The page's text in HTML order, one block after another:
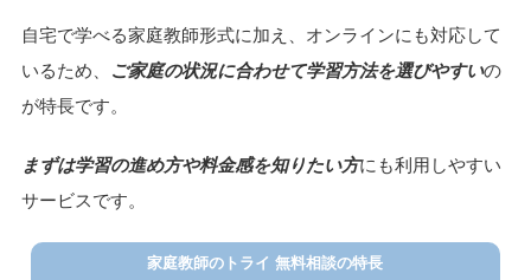
自宅で学べる家庭教師形式に加え、オンラインにも対応して
いるため、
ご家庭の状況に合わせて学習方法を選びやすいの
が特長です。
まずは学習の進め方や料金感を知りたい方にも利用しやすい
サービスです。
家庭教師のトライ 無料相談の特長